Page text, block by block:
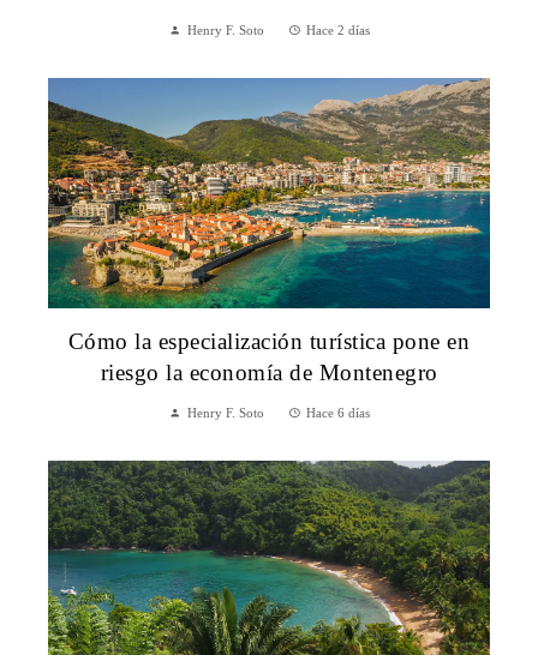
Henry F. Soto Hace 2 días
Cómo la especialización turística pone en
riesgo la economía de Montenegro
Henry F. Soto Hace 6 días